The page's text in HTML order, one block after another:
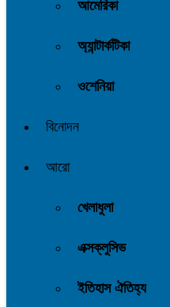
আমেরিকা
অ্যান্টার্কটিকা
ওশেনিয়া
বিনোদন
আরো
খেলাধুলা
এক্সক্লুসিভ
ইতিহাস ঐতিহ্য